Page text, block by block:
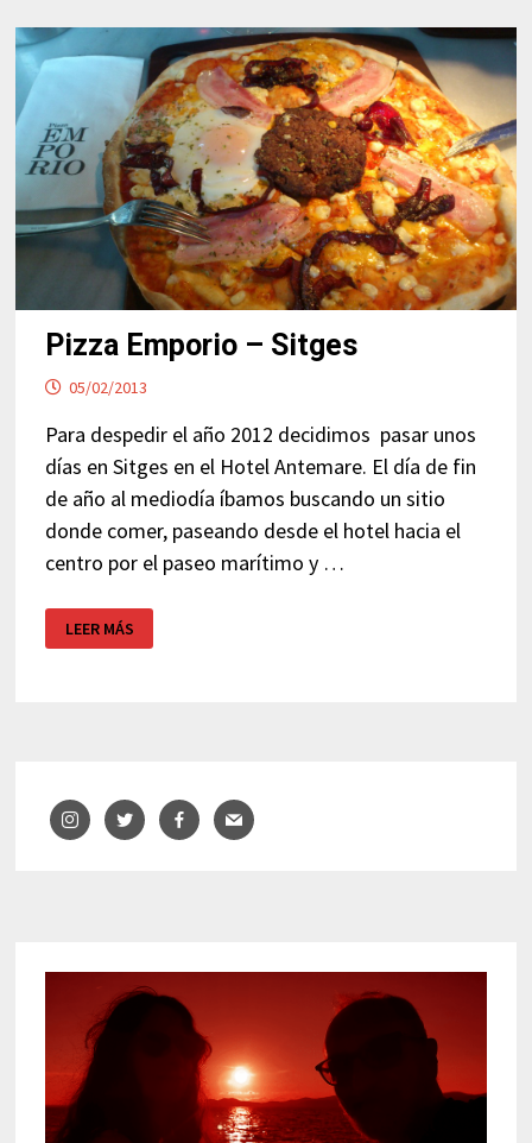
Pizza Emporio – Sitges
05/02/2013
Para despedir el año 2012 decidimos pasar unos
días en Sitges en el Hotel Antemare. El día de fin
de año al mediodía íbamos buscando un sitio
donde comer, paseando desde el hotel hacia el
centro por el paseo marítimo y …
EMPORIO
–
LEER MÁS